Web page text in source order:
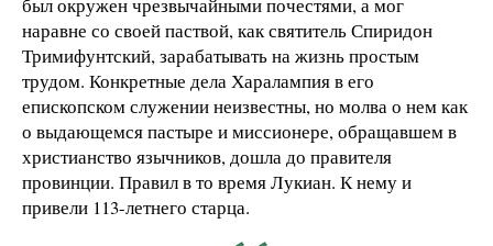
наравне со своей паствой, как святитель Спиридон
Тримифунтский, зарабатывать на жизнь простым
трудом. Конкретные дела Харалампия в его
епископском служении неизвестны, но молва о нем как
о выдающемся пастыре и миссионере, обращавшем в
христианство язычников, дошла до правителя
провинции. Правил в то время Лукиан. К нему и
привели 113-летнего старца.